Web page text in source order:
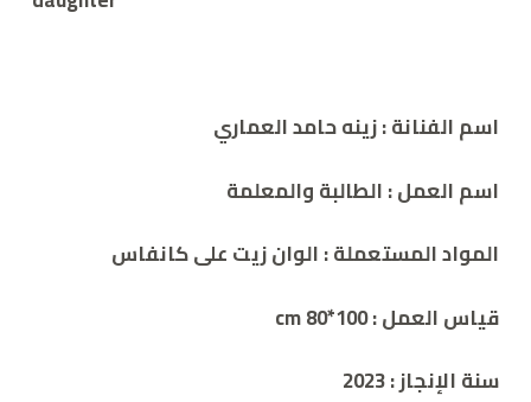
اسم الفنانة : زينه حامد العماري
اسم العمل :الطالبة والمعلمة
المواد المستعملة : الوان زيت على كانفاس
قياس العمل : 100*80 cm
سنة الإنجاز : 2023